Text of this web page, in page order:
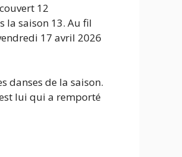
12
la saison 13. Au fil
17 avril 2026
danses de la saison.
lui qui a remporté